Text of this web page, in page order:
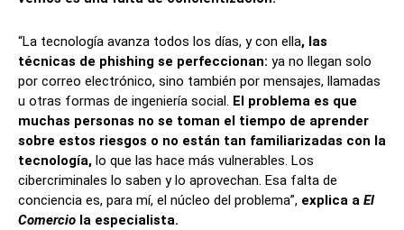
“La tecnología avanza todos los días, y con ella, las
técnicas de phishing se perfeccionan: ya no llegan solo
por correo electrónico, sino también por mensajes, llamadas
u otras formas de ingeniería social. El problema es que
muchas personas no se toman el tiempo de aprender
sobre estos riesgos o no están tan familiarizadas con la
tecnología, lo que las hace más vulnerables. Los
cibercriminales lo saben y lo aprovechan. Esa falta de
conciencia es, para mí, el núcleo del problema”, explica a El
Comercio la especialista.